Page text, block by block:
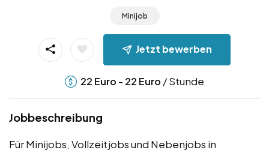
Minijob
Jetzt bewerben
22 Euro - 22 Euro / Stunde
Jobbeschreibung
Für Minijobs, Vollzeitjobs und Nebenjobs in